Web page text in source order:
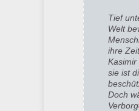
Tief
Welt
ihre
Kasimir
sie ist
Doch